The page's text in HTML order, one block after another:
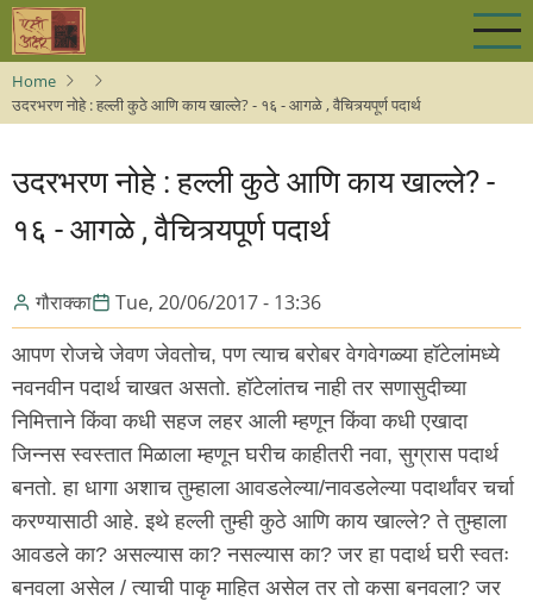
Skip
main
content
Home
उदरभरण नोहे : हल्ली कुठे आणि काय खाल्ले? - १६ - आग‌ळे , वैचित्र्य‌पूर्ण प‌दार्थ‌
उदरभरण नोहे : हल्ली कुठे आणि काय खाल्ले? -
१६ - आग‌ळे , वैचित्र्य‌पूर्ण प‌दार्थ‌
गौराक्का Tue, 20/06/2017 - 13:36
आपण रोजचे जेवण जेवतोच, पण त्याच बरोबर वेगवेगळ्या हॉटेलांमध्ये
नवनवीन पदार्थ चाखत असतो. हॉटेलांतच नाही तर सणासुदीच्या
निमित्ताने किंवा कधी सहज लहर आली म्हणून किंवा कधी एखादा
जिन्नस स्वस्तात मिळाला म्हणून घरीच काहीतरी नवा, सुग्रास पदार्थ
बनतो. हा धागा अशाच तुम्हाला आवडलेल्या/नावडलेल्या पदार्थांवर चर्चा
करण्यासाठी आहे. इथे हल्ली तुम्ही कुठे आणि काय खाल्ले? ते तुम्हाला
आवडले का? असल्यास का? नसल्यास का? जर हा पदार्थ घरी स्वतः
बनवला असेल / त्याची पाकृ माहित असेल तर तो कसा बनवला? जर